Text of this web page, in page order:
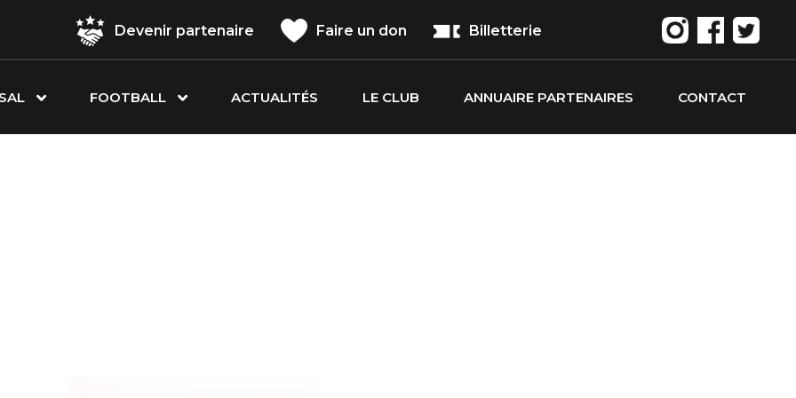
Devenir partenaire Faire un don Billetterie
FOOTBALL ACTUALITÉS LE CLUB ANNUAIRE PARTENAIRES CONTACT